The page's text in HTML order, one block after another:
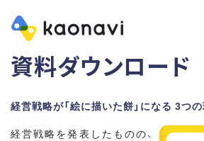
資料ダウンロード
経営戦略が「絵に描いた餅」になる 3つ
経営戦略を発表したものの、